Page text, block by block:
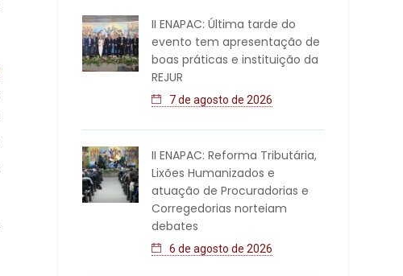
II ENAPAC: Última tarde do
evento tem apresentação de
boas práticas e instituição da
REJUR
7 de agosto de 2026
II ENAPAC: Reforma Tributária,
Lixões Humanizados e
atuação de Procuradorias e
Corregedorias norteiam
debates
6 de agosto de 2026